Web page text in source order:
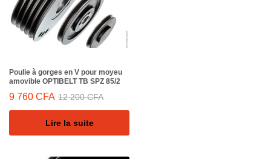
Poulie à gorges en V pour moyeu
amovible OPTIBELT TB SPZ 85/2
9 760 CFA 12 200CFA
Lire la suite